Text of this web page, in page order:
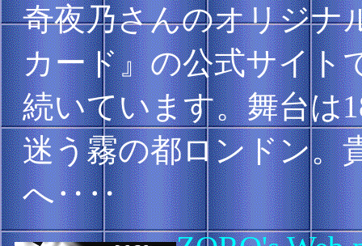
奇夜乃さんのオリジナ
カード』の公式サイト
続いています。舞台は
迷う霧の都ロンドン。
へ‥‥